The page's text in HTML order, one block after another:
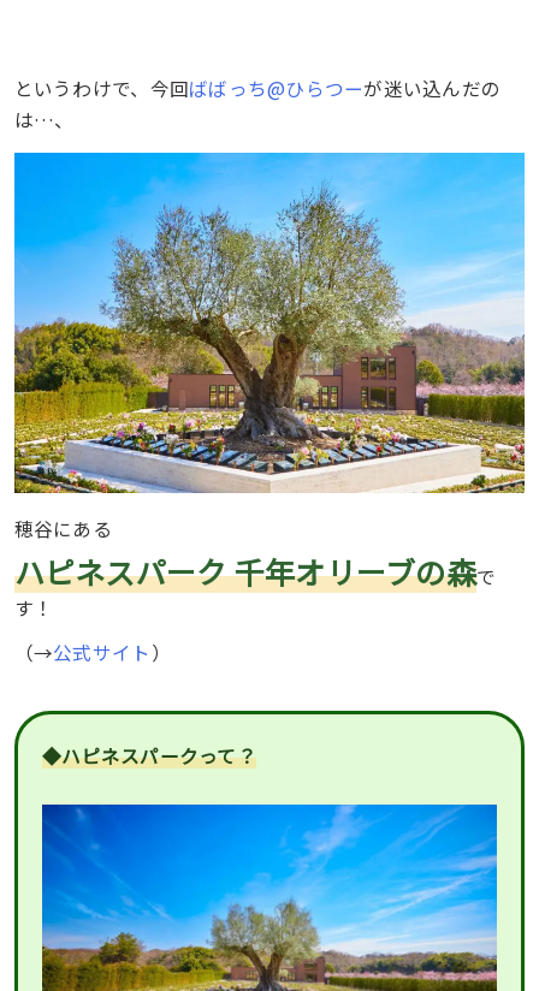
というわけで、今回ばばっち@ひらつーが迷い込んだの
は…、
穂谷にある
ハピネスパーク 千年オリーブの森で
す！
（→公式サイト ）
◆ハピネスパークって？